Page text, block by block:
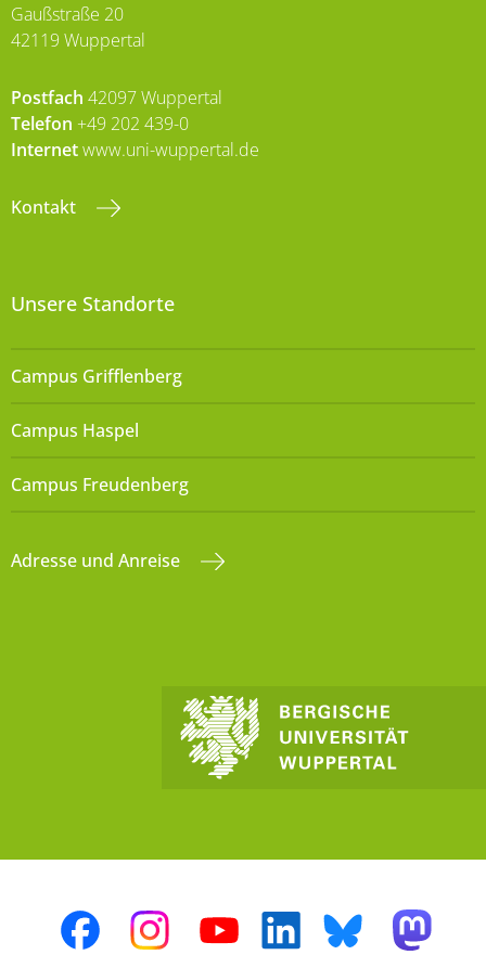
Gaußstraße 20
42119 Wuppertal
Postfach 42097 Wuppertal
Telefon +49 202 439-0
Internetwww.uni-wuppertal.de
Kontakt
Unsere Standorte
Campus Grifflenberg
Campus Haspel
Campus Freudenberg
Adresse und Anreise